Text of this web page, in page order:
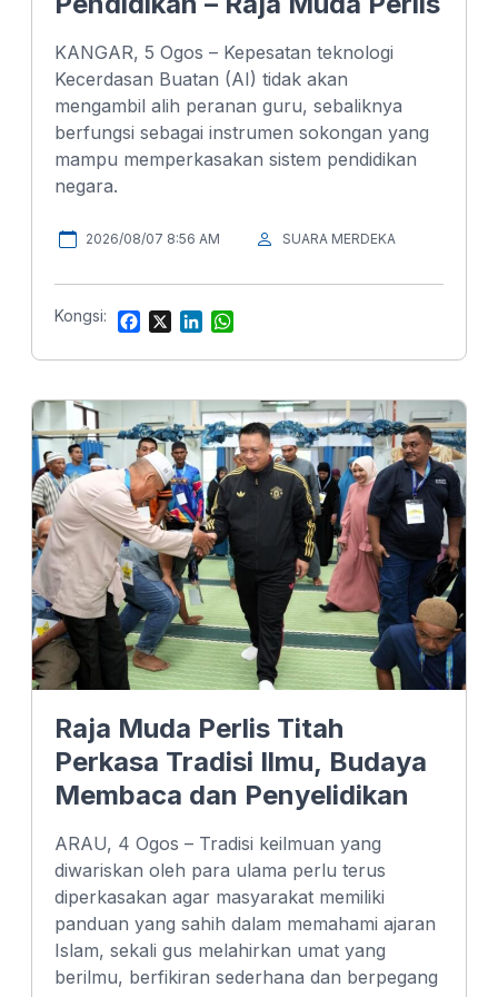
KANGAR, 5 Ogos – Kepesatan teknologi
Kecerdasan Buatan (AI) tidak akan
mengambil alih peranan guru, sebaliknya
berfungsi sebagai instrumen sokongan yang
mampu memperkasakan sistem pendidikan
negara.
2026/08/07 8:56 AM SUARA MERDEKA
Kongsi:
c
o
o
k
n
e
d
I
n
a
s
A
p
p
Raja Muda Perlis Titah
Perkasa Tradisi Ilmu, Budaya
Membaca dan Penyelidikan
ARAU, 4 Ogos – Tradisi keilmuan yang
diwariskan oleh para ulama perlu terus
diperkasakan agar masyarakat memiliki
panduan yang sahih dalam memahami ajaran
Islam, sekali gus melahirkan umat yang
berilmu, berfikiran sederhana dan berpegang